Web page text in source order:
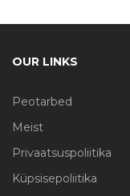
OUR LINKS
Peotarbed
Meist
Privaatsuspoliitika
Küpsisepoliitika